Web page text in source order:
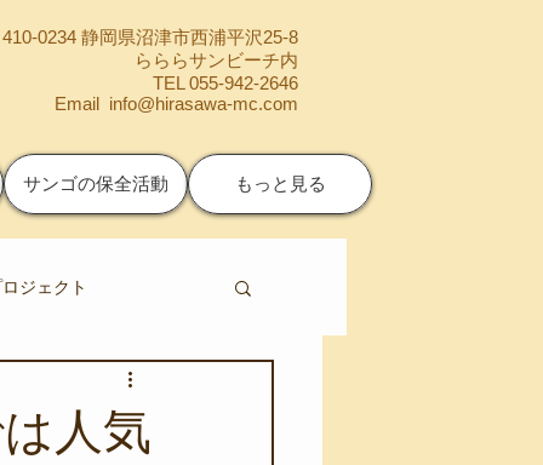
0234 静岡県沼津市西浦平沢25-8
らららサンビーチ内
TEL 055-942-2646
Email info@hirasawa-mc.com
サンゴの保全活動 もっと見る
ジェクト
アカモク養殖実験
人気